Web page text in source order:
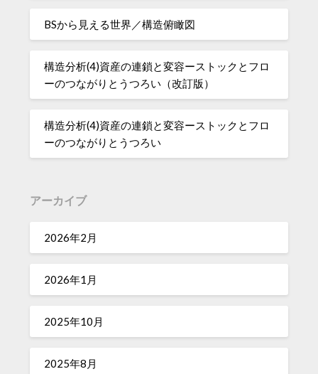
BSから見える世界／構造俯瞰図
構造分析(4)資産の連鎖と変容ーストックとフロ
ーのつながりとうつろい（改訂版）
構造分析(4)資産の連鎖と変容ーストックとフロ
ーのつながりとうつろい
アーカイブ
2026年2月
2026年1月
2025年10月
2025年8月